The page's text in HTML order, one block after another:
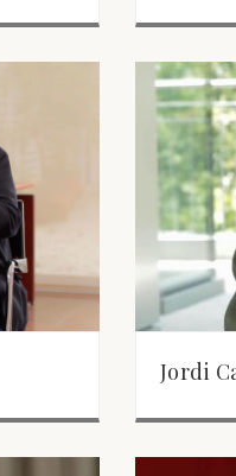
Jordi